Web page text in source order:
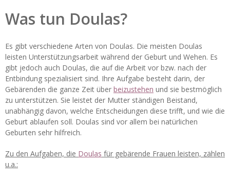
Was tun Doulas?
Es gibt verschiedene Arten von Doulas. Die meisten Doulas
leisten Unterstützungsarbeit während der Geburt und Wehen. Es
gibt jedoch auch Doulas, die auf die Arbeit vor bzw. nach der
Entbindung spezialisiert sind. Ihre Aufgabe besteht darin, der
Gebärenden die ganze Zeit über beizustehen und sie bestmöglich
zu unterstützen. Sie leistet der Mutter ständigen Beistand,
unabhängig davon, welche Entscheidungen diese trifft, und wie die
Geburt ablaufen soll. Doulas sind vor allem bei natürlichen
Geburten sehr hilfreich.
Zu den Aufgaben, die Doulas für gebärende Frauen leisten, zählen
u.a.: